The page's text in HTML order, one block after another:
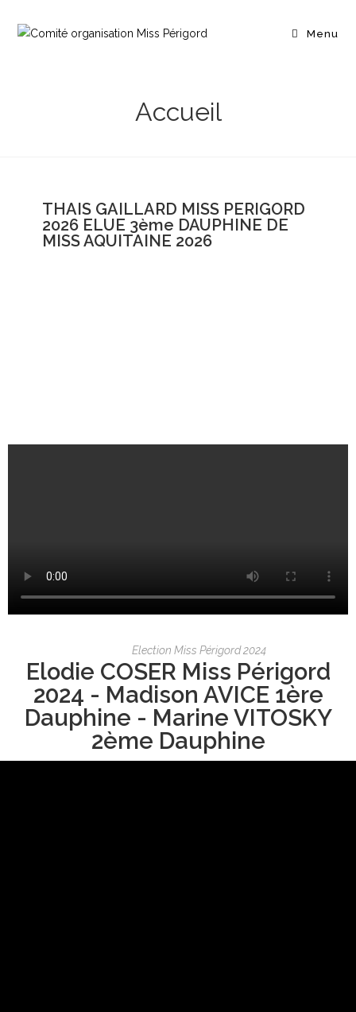
Menu
Accueil
THAIS GAILLARD MISS PERIGORD
2026 ELUE 3ème DAUPHINE DE
MISS AQUITAINE 2026
Election Miss Périgord 2024
Elodie COSER Miss Périgord
2024 - Madison AVICE 1ère
Dauphine - Marine VITOSKY
2ème Dauphine